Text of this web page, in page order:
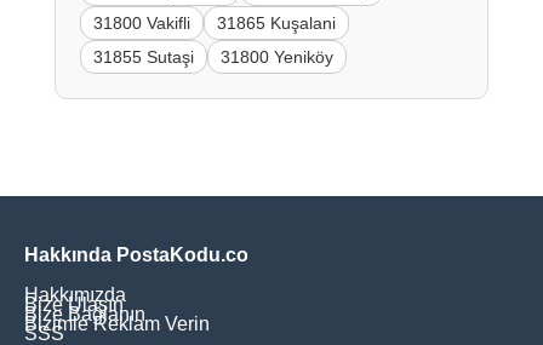
31800 Vakifli
31865 Kuşalani
31855 Sutaşi
31800 Yeniköy
Hakkında PostaKodu.co
Hakkımızda
Bize Ulaşın
Bize Bağlanın
Bizimle Reklam Verin
SSS